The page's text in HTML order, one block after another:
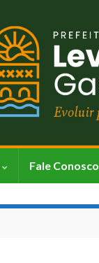
Fale Conosco